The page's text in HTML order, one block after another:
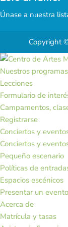
Únase a nuestra
Copyright
Nuestros programas
Lecciones
Formulario de
Campamentos,
Registrarse
Conciertos y
Conciertos y
Pequeño escenario
Políticas de
Espacios escénicos
Presentar un
Acerca de
Matrícula y tasas